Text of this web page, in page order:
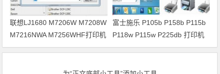
联想LJ1680 M7206W M7208W
M7216NWA M7256WHF打印机
驱动安装
富士施乐 P105b P158b P115b
P118w P115w P225db 打印机
驱动安装